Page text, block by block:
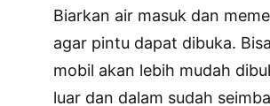
Biarkan air masuk dan
agar pintu dapat dibuka.
mobil akan lebih mudah
luar dan dalam sudah